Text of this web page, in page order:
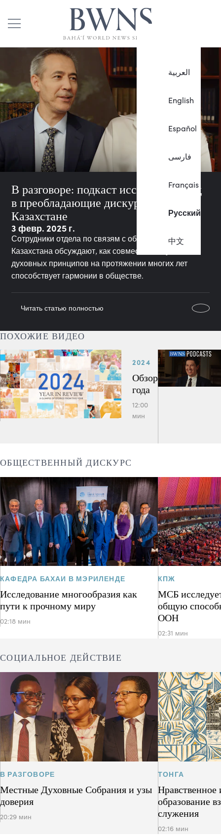
العربية
English
Español
فارسی
Français
Русский
中文
В разговоре: подкаст исследует вклад
в преобладающие дискурсы в
Казахстане
3 февр. 2025 г.
Сотрудники отдела по связям с общественностью
Казахстана обсуждают, как совместное изучение
духовных принципов на протяжении многих лет
способствует гармонии в обществе.
Читать статью полностью
ПОХОЖИЕ ВИДЕО
2024
Обзор
года
12:00
мин
ОБЩЕСТВЕННЫЙ ДИСКУРС
КАФЕДРА БАХАИ В МЭРИЛЕНДЕ
Исследование многообразия как
пути к прочному миру
02:18 мин
КПЖ
МСБ
общую
ООН
02:31 мин
СОЦИАЛЬНОЕ ДЕЙСТВИЕ
В РАЗГОВОРЕ
Местные Духовные Собрания и узы
доверия
20:29 мин
ТОНГА
Нравственное
образование
служения
02:16 мин